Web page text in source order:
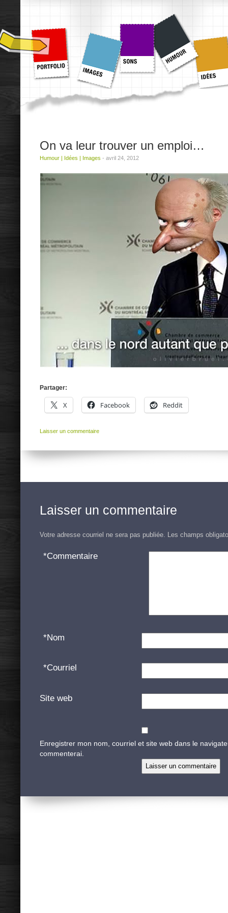
On va leur trouver un emploi…
Humour | Idées | Images - avril 24, 2012
Partager:
X Facebook Reddit
Laisser un commentaire
Laisser un commentaire
Votre adresse courriel ne sera pas publiée. Les champs
Commentaire
*
Nom
*
Courriel
*
Site web
Enregistrer mon nom, courriel et site web dans le
commenterai.